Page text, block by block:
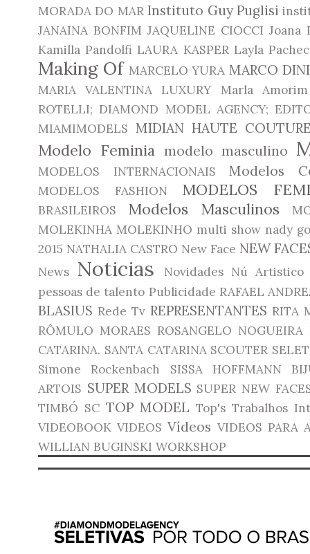
MORADA DO MAR Instituto Guy Puglisi
JANAINA BONFIM JAQUELINE CIOCCI Joana
Kamilla Pandolfi LAURA KASPER Layla
Making Of MARCELO YURA MARCO
MARIA VALENTINA LUXURY
Marla Amorim
ROTELLI; DIAMOND MODEL AGENCY;
MIAMIMODELS MIDIAN HAUTE
Modelo Feminia modelo masculino
MODELOS INTERNACIONAIS Modelos
MODELOS FASHION MODELOS
BRASILEIROS Modelos Masculinos
MOLEKINHA MOLEKINHO multi show nady
2015 NATHALIA CASTRO New Face NEW
News Noticias Novidades Nú Artistico
pessoas de talento Publicidade RAFAEL
BLASIUS Rede Tv REPRESENTANTES RITA
RÔMULO MORAES ROSANGELO NOGUEIRA
CATARINA. SANTA CATARINA SCOUTER
Simone Rockenbach
SISSA HOFFMANN
ARTOIS SUPER MODELS SUPER NEW
TIMBÓ SC TOP MODEL Top's Trabalhos
VIDEOBOOK VIDEOS Vídeos VIDEOS PARA
WILLIAN BUGINSKI WORKSHOP